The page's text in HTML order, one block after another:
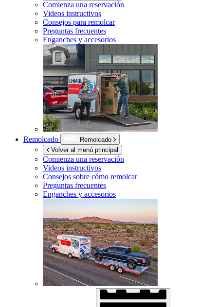
Comienza una reservación
Videos instructivos
Consejos para remolcar
Preguntas frecuentes
Enganches y accesorios
Remolcado
Remolcado
Volver al menú principal
Comienza una reservación
Videos instructivos
Consejos sobre cómo remolcar
Preguntas frecuentes
Enganches y accesorios